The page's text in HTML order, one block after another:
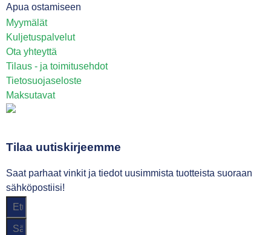
Apua ostamiseen
Myymälät
Kuljetuspalvelut
Ota yhteyttä
Tilaus - ja toimitusehdot
Tietosuojaseloste
Maksutavat
Tilaa uutiskirjeemme
Saat parhaat vinkit ja tiedot uusimmista tuotteista suoraan
sähköpostiisi!